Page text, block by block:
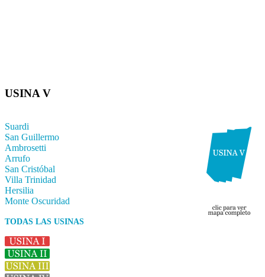
USINA V
Suardi
San Guillermo
Ambrosetti
Arrufo
San Cristóbal
Villa Trinidad
Hersilia
Monte Oscuridad
TODAS LAS USINAS